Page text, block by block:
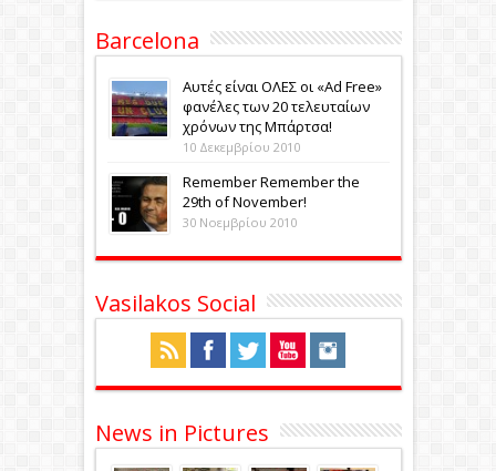
Barcelona
Αυτές είναι ΟΛΕΣ οι «Ad Free»
φανέλες των 20 τελευταίων
χρόνων της Μπάρτσα!
10 Δεκεμβρίου 2010
Remember Remember the
29th of November!
30 Νοεμβρίου 2010
Vasilakos Social
News in Pictures